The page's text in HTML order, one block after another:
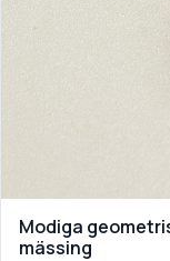
Modiga
mässing